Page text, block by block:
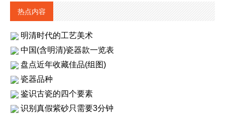
热点内容
明清时代的工艺美术
中国(含明清)瓷器款一览表
盘点近年收藏佳品(组图)
瓷器品种
鉴识古瓷的四个要素
识别真假紫砂只需要3分钟